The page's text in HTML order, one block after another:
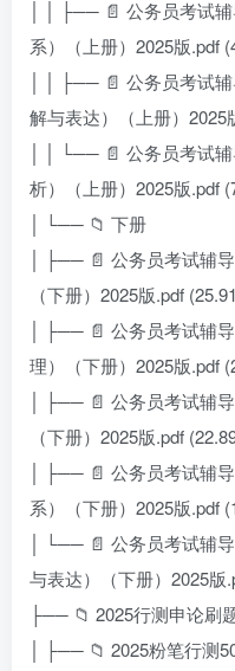
│ │ ├── 📄 公务员考试
系）（上册）2025版.pdf
│ │ ├── 📄 公务员考试
解与表达）（上册）2025
│ │ └── 📄 公务员考试
析）（上册）2025版.pdf
│ └── 📁 下册
│ ├── 📄 公务员考试辅
（下册）2025版.pdf
│ ├── 📄 公务员考试辅
理）（下册）2025版.pdf
│ ├── 📄 公务员考试辅
（下册）2025版.pdf
│ ├── 📄 公务员考试辅
系）（下册）2025版.pdf
│ └── 📄 公务员考试辅
与表达）（下册）2025版
├── 📁 2025行测申论刷
│ ├── 📁 2025粉笔行测